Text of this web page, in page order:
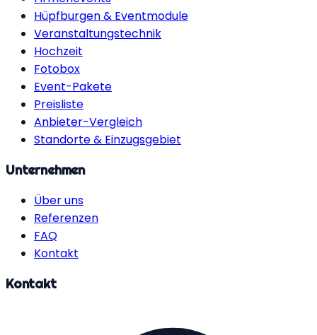
Hüpfburgen & Eventmodule
Veranstaltungstechnik
Hochzeit
Fotobox
Event-Pakete
Preisliste
Anbieter-Vergleich
Standorte & Einzugsgebiet
Unternehmen
Über uns
Referenzen
FAQ
Kontakt
Kontakt